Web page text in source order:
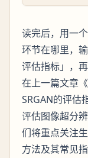
读完后，用一
环节在哪里，
评估指标」，
在上一篇文章
SRGAN的评估
评估图像超分
们将重点关注
方法及其常见